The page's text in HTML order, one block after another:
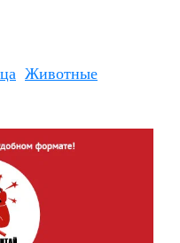
Животные